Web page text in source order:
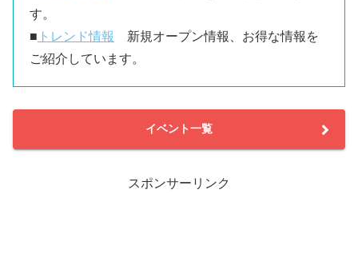
す。
■ トレンド情報
新規オープン情報、お得な情報を
ご紹介しています。
イベント一覧
スポンサーリンク